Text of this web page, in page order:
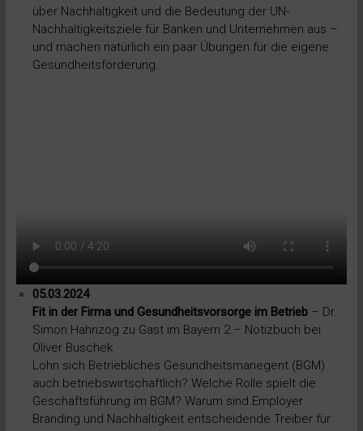
über Nachhaltigkeit und die Bedeutung der UN-
Nachhaltigkeitsziele für Banken und Unternehmen aus –
und machen natürlich ein paar Übungen für die eigene
Gesundheitsförderung.
05.03.2024
Fit in der Firma und Gesundheitsvorsorge im Betrieb– Dr.
Simon Hahnzog zu Gast im Bayern 2 – Notizbuch bei
Oliver Buschek
Lohn sich Betriebliches Gesundheitsmanegent (BGM)
auch betriebswirtschaftlich? Welche Rolle spielt die
Geschäftsführung im BGM? Warum sind Employer
Branding und Nachhaltigkeit entscheidende Treiber für